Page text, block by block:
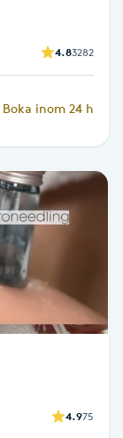
4.83282
Boka inom 24 h
4.975